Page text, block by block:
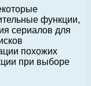
функции,
сериалов для
похожих
при выборе